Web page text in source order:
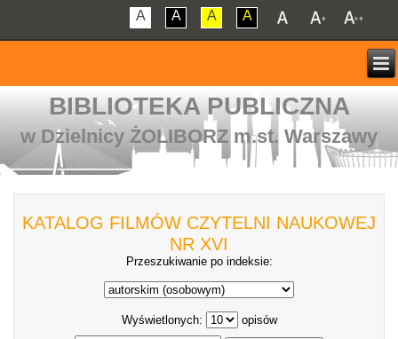
A A A A
BIBLIOTEKA PUBLICZNA
w Dzielnicy ŻOLIBORZ m.st. Warszawy
KATALOG FILMÓW CZYTELNI NAUKOWEJ
NR XVI
Przeszukiwanie po indeksie:
Wyświetlonych: opisów